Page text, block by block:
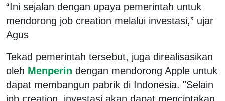
“Ini sejalan dengan upaya pemerintah untuk
mendorong job creation melalui investasi,” ujar
Agus
Tekad pemerintah tersebut, juga direalisasikan
oleh Menperin dengan mendorong Apple untuk
dapat membangun pabrik di Indonesia. "Selain